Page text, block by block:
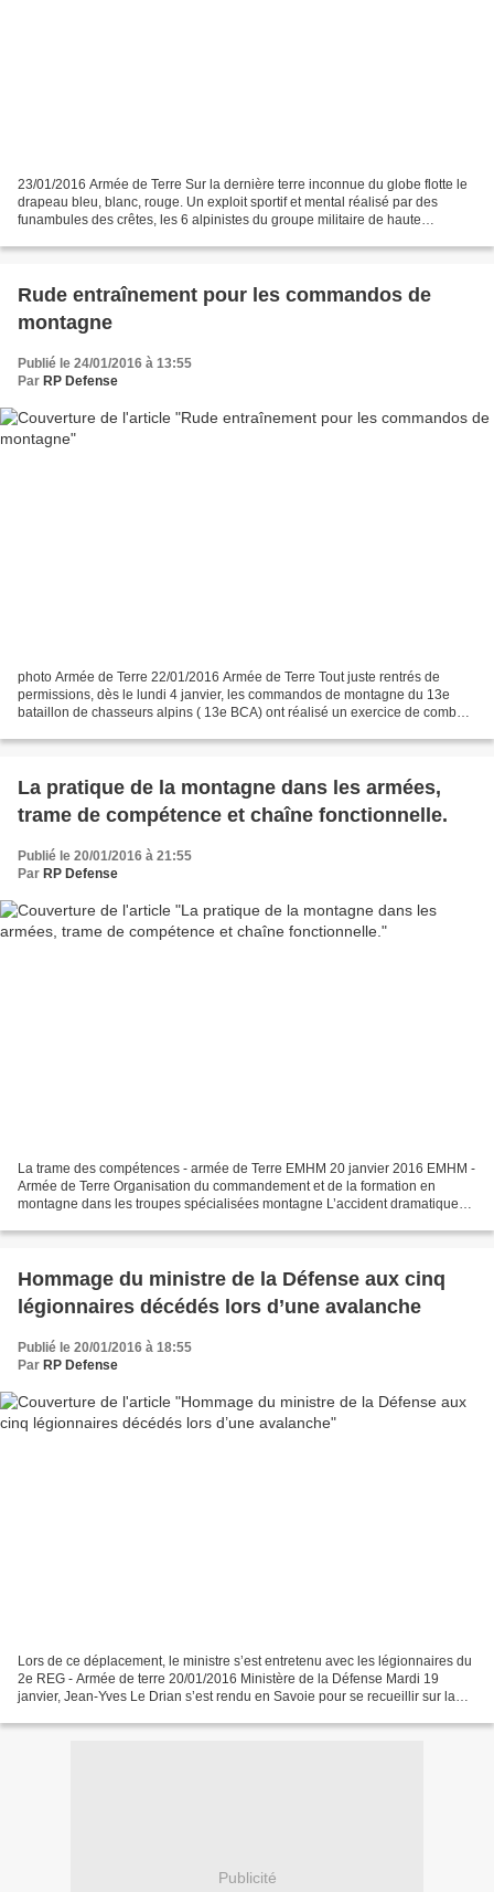
23/01/2016 Armée de Terre Sur la dernière terre inconnue du globe flotte le
drapeau bleu, blanc, rouge. Un exploit sportif et mental réalisé par des
funambules des crêtes, les 6 alpinistes du groupe militaire de haute
Rude entraînement pour les commandos de
montagne
Publié le 24/01/2016 à 13:55
Par RP Defense
photo Armée de Terre 22/01/2016 Armée de Terre Tout juste rentrés de
permissions, dès le lundi 4 janvier, les commandos de montagne du 13e
bataillon de chasseurs alpins ( 13e BCA) ont réalisé un exercice de combat
La pratique de la montagne dans les armées,
trame de compétence et chaîne fonctionnelle.
Publié le 20/01/2016 à 21:55
Par RP Defense
La trame des compétences - armée de Terre EMHM 20 janvier 2016 EMHM -
Armée de Terre Organisation du commandement et de la formation en
montagne dans les troupes spécialisées montagne L’accident dramatique
Hommage du ministre de la Défense aux cinq
légionnaires décédés lors d’une avalanche
Publié le 20/01/2016 à 18:55
Par RP Defense
Lors de ce déplacement, le ministre s’est entretenu avec les légionnaires du
2e REG - Armée de terre 20/01/2016 Ministère de la Défense Mardi 19
janvier, Jean-Yves Le Drian s’est rendu en Savoie pour se recueillir sur la
Publicité